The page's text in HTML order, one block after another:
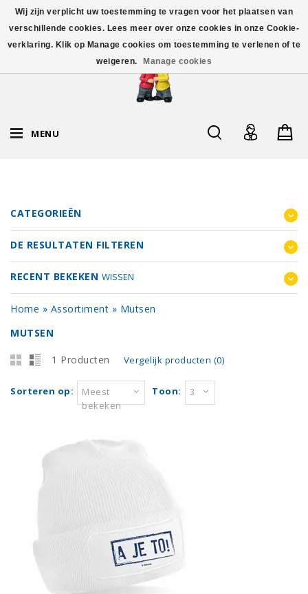
MENU
CATEGORIEËN
DE RESULTATEN FILTEREN
RECENT BEKEKEN WISSEN
Home » Assortiment » Mutsen
MUTSEN
1 Producten Vergelijk producten (0)
Sorteren op:
Meest
bekeken
Toon: 3
Wij zijn verplicht uw toestemming te vragen voor het plaatsen van
verschillende cookies. Lees meer over onze cookies in onze Cookie-
verklaring. Klik op Manage cookies om toestemming te verlenen of te
weigeren.
Manage cookies